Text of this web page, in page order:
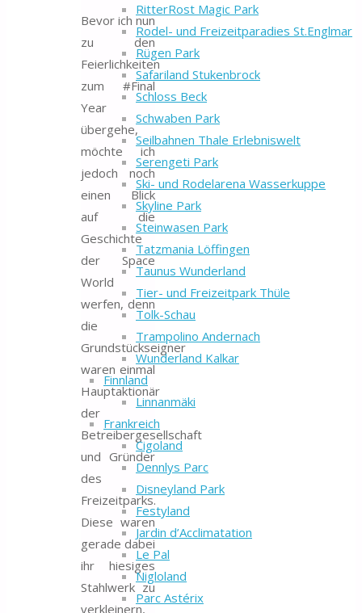
RitterRost Magic Park
Rodel- und Freizeitparadies St.Englmar
Rügen Park
Safariland Stukenbrock
Schloss Beck
Schwaben Park
Seilbahnen Thale Erlebniswelt
Serengeti Park
Ski- und Rodelarena Wasserkuppe
Skyline Park
Steinwasen Park
Tatzmania Löffingen
Taunus Wunderland
Tier- und Freizeitpark Thüle
Tolk-Schau
Trampolino Andernach
Wunderland Kalkar
Finnland
Linnanmäki
Frankreich
Cigoland
Dennlys Parc
Disneyland Park
Festyland
Jardin d’Acclimatation
Le Pal
Nigloland
Parc Astérix
Bevor ich nun
zu den
Feierlichkeiten
zum #Final
Year
übergehe,
möchte ich
jedoch noch
einen Blick
auf die
Geschichte
der Space
World
werfen, denn
die
Grundstückseigner
waren einmal
Hauptaktionär
der
Betreibergesellschaft
und Gründer
des
Freizeitparks.
Diese waren
gerade dabei
ihr hiesiges
Stahlwerk zu
verkleinern,